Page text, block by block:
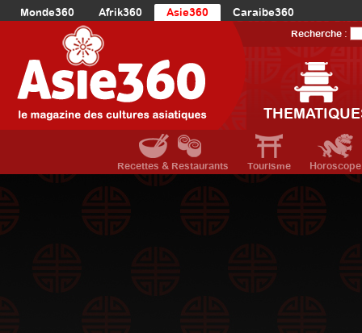
Monde360 Afrik360 Asie360
Caraibe360
Europe360
AmériqueDuNord360
Océanie360
Recherche :
Recettes & Restaurants Tourisme Horoscope